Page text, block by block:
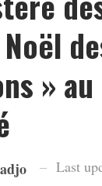
»
Last